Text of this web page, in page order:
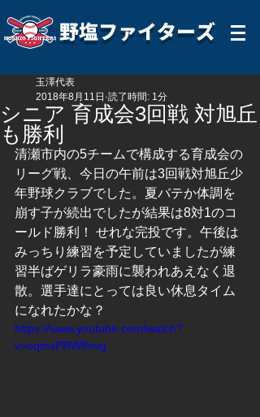
野塩ファイターズ
シニア 育成会3回戦 対旭丘
も勝利
玉澤代表
2018年8月11日 読了時間: 1分
清瀬市内の5チームで構成する育成会の
リーグ戦、今日の午前は3回戦対旭丘少
年野球クラブでした。夏バテか体調を
崩す子が続出でしたが結果は8対1のコ
ールド勝利！ せれな完投です。午後は
みっちり練習を予定していましたが練
習半ばゲリラ豪雨に襲われあえなく退
散。選手達にとっては良い休息タイム
になれたかな？
https://www.youtube.com/watch?
v=oqmsPRW8nvg